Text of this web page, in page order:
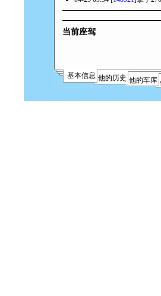
当前座驾
基本信息 他的历史 他的车库